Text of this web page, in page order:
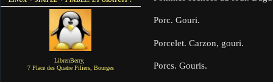
LibrenBerry,
7 Place des Quatre Piliers, Bourges
Porc. Gouri.
Porcelet. Carzon, gouri.
Porcs. Gouris.